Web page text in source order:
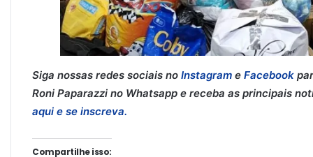
Siga nossas redes sociais no Instagram e Facebook
Roni Paparazzi no Whatsapp e receba as principais
aqui e se inscreva.
Compartilhe isso: